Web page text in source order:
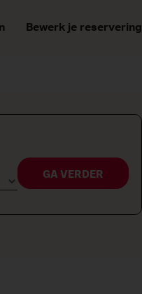
Bewerk je reservering
GA VERDER